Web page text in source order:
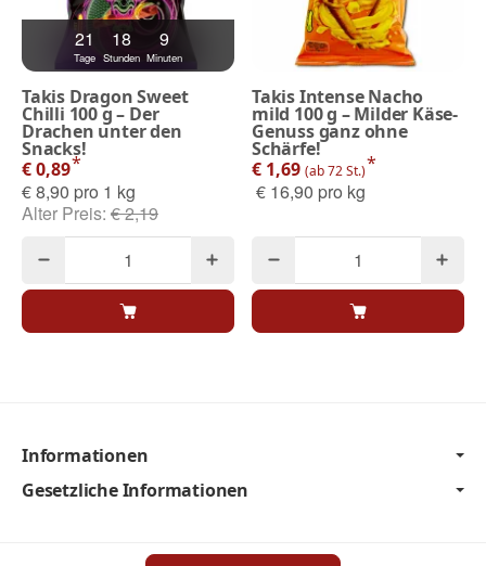
21
Tage
18
Stunden
9
Minuten
Takis Dragon Sweet
Chilli 100 g – Der
Drachen unter den
Snacks!
€ 0,89*
€ 8,90 pro 1 kg
Alter Preis: € 2,19
Takis Intense Nacho
mild 100 g – Milder Käse-
Genuss ganz ohne
Schärfe!
€ 1,69 (ab 72 St.)*
€ 16,90 pro kg
Informationen
Gesetzliche Informationen